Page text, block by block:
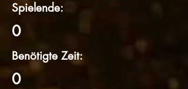
Spielende:
0
Benötigte Zeit:
0